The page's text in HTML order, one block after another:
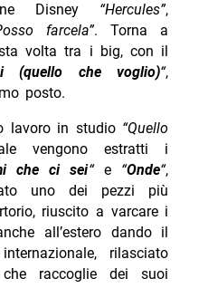
Disney “Hercules”,
farcela”. Torna a
volta tra i big, con il
che voglio)“,
posto.
lavoro in studio “Quello
vengono estratti i
che ci sei“e “Onde“,
uno dei pezzi più
riuscito a varcare i
all’estero dando il
rilasciato
raccoglie dei suoi